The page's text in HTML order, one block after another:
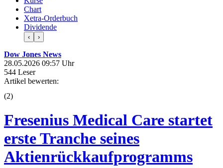
Chart
Xetra-Orderbuch
Dividende
‹ ›
Dow Jones News
28.05.2026 09:57 Uhr
544 Leser
Artikel bewerten:
(2)
Fresenius Medical Care startet
erste Tranche seines
Aktienrückkaufprogramms